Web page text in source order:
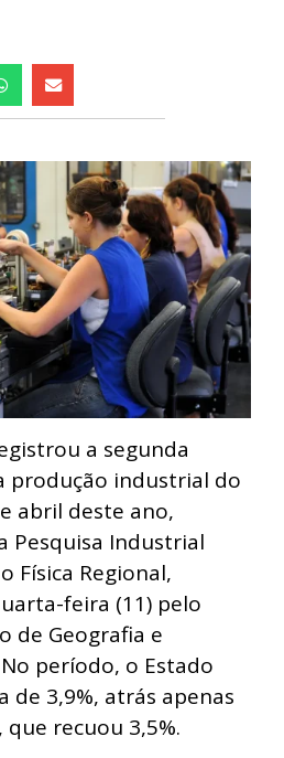
a segunda
produção industrial do
abril deste ano,
Pesquisa Industrial
Física Regional,
feira (11) pelo
de Geografia e
período, o Estado
de 3,9%, atrás apenas
recuou 3,5%.